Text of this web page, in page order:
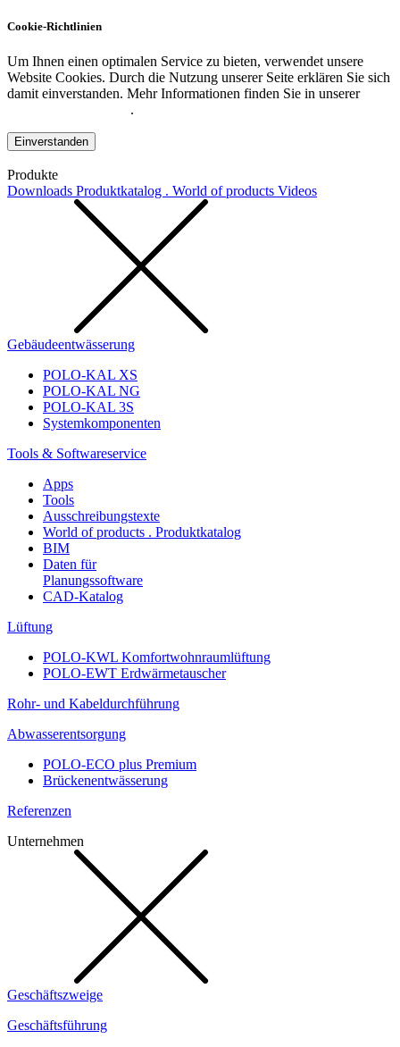
Cookie-Richtlinien
Um Ihnen einen optimalen Service zu bieten, verwendet unsere
Website Cookies. Durch die Nutzung unserer Seite erklären Sie sich
damit einverstanden. Mehr Informationen finden Sie in unserer
.
Einverstanden
Produkte
Downloads Produktkatalog . World of products Videos
Gebäudeentwässerung
POLO-KAL XS
POLO-KAL NG
POLO-KAL 3S
Systemkomponenten
Tools & Softwareservice
Apps
Tools
Ausschreibungstexte
World of products . Produktkatalog
BIM
Daten für
Planungssoftware
CAD-Katalog
Lüftung
POLO-KWL Komfortwohnraumlüftung
POLO-EWT Erdwärmetauscher
Rohr- und Kabeldurchführung
Abwasserentsorgung
POLO-ECO plus Premium
Brückenentwässerung
Referenzen
Unternehmen
Geschäftszweige
Geschäftsführung